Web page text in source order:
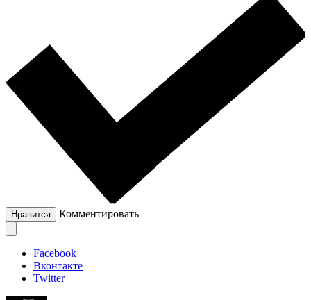
Нравится Комментировать
Facebook
Вконтакте
Twitter